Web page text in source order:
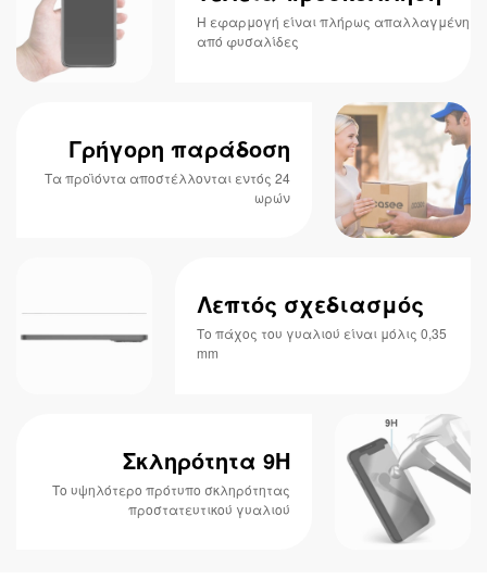
Η εφαρμογή είναι πλήρως απαλλαγμένη
από φυσαλίδες
Γρήγορη παράδοση
Τα προϊόντα αποστέλλονται εντός 24
ωρών
Λεπτός σχεδιασμός
Το πάχος του γυαλιού είναι μόλις 0,35
mm
Σκληρότητα 9H
Το υψηλότερο πρότυπο σκληρότητας
προστατευτικού γυαλιού